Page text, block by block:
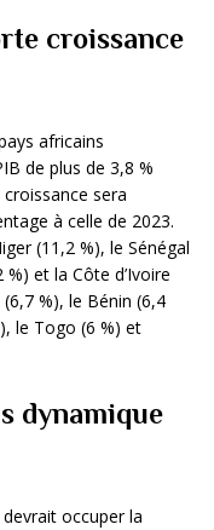
croissance
africains
de plus de 3,8 %
sera
à celle de 2023.
(11,2 %), le Sénégal
et la Côte d’Ivoire
%), le Bénin (6,4
le Togo (6 %) et
dynamique
devrait occuper la